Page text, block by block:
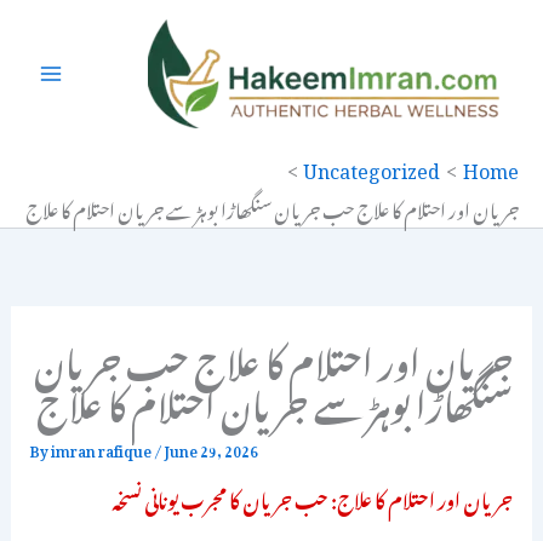
content
Home
Uncategorized
جریان اور احتلام کا علاج حب جریان سنگھاڑا بوہڑ سے جریان احتلام کا علاج
جریان اور احتلام کا علاج حب جریان
سنگھاڑا بوہڑ سے جریان احتلام کا علاج
Byimran rafique/June 29, 2026
جریان اور احتلام کا علاج: حب جریان کا مجرب یونانی نسخہ